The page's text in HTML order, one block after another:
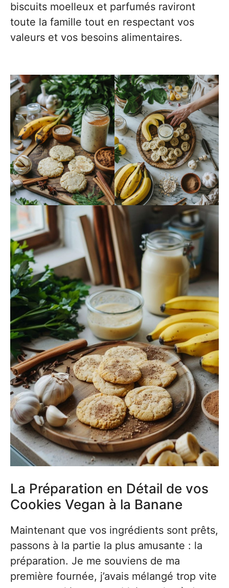
biscuits moelleux et parfumés raviront
toute la famille tout en respectant vos
valeurs et vos besoins alimentaires.
La Préparation en Détail de vos
Cookies Vegan à la Banane
Maintenant que vos ingrédients sont prêts,
passons à la partie la plus amusante : la
préparation. Je me souviens de ma
première fournée, j’avais mélangé trop vite